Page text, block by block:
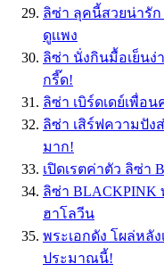
ลิซ่า ลุคนี้สวยน่ารัก
ดูเเพง
ลิซ่า นั่งกินมื้อเย็นง่
กรี๊ด!
ลิซ่า เบิร์ดเดย์เพื่อ
ลิซ่า เสิร์ฟความปัง
มาก!
เปิดเรตค่าตัว ลิซ่า
ลิซ่า BLACKPINK
ฮาโลวีน
พระเอกดัง โผล่หลั
ประมาณนี้!